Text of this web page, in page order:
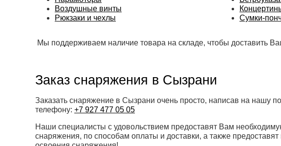
Воздушные винты
Рюкзаки и чехлы
Сумки-
Мы поддерживаем наличие товара на складе, чтобы доставить
Заказ снаряжения в Сызрани
Заказать снаряжение в Сызрани очень просто, написав на нашу
телефону: +7 927 477 05 05
Наши специалисты с удовольствием предоставят Вам
снаряжения, по способам оплаты и доставки, а также